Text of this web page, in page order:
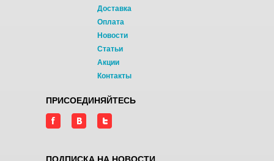
Доставка
Оплата
Новости
Статьи
Акции
Контакты
ПРИСОЕДИНЯЙТЕСЬ